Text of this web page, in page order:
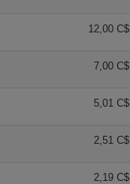
12,00 C$
7,00 C$
5,01 C$
2,51 C$
2,19 C$